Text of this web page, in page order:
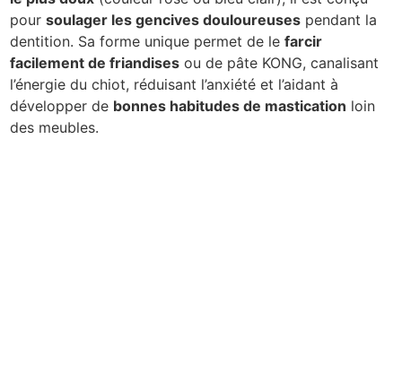
poursoulager les gencives douloureuses pendant la
dentition. Sa forme unique permet de lefarcir
facilement de friandises ou de pâte KONG, canalisant
l’énergie du chiot, réduisant l’anxiété et l’aidant à
développer de bonnes habitudes de mastication loin
des meubles.